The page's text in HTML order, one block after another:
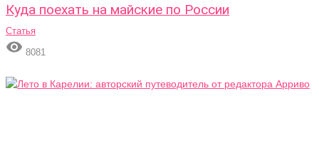
Куда поехать на майские по России
Статья
 8081